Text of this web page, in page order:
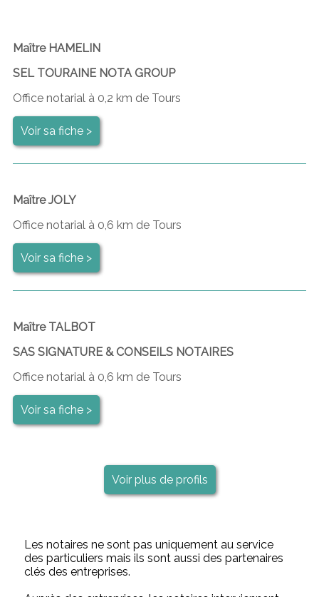
Maître HAMELIN
SEL TOURAINE NOTA GROUP
Office notarial à 0,2 km de Tours
Voir sa fiche >
Maître JOLY
Office notarial à 0,6 km de Tours
Voir sa fiche >
Maître TALBOT
SAS SIGNATURE & CONSEILS NOTAIRES
Office notarial à 0,6 km de Tours
Voir sa fiche >
Voir plus de profils
Les notaires ne sont pas uniquement au service
des particuliers mais ils sont aussi des partenaires
clés des entreprises.